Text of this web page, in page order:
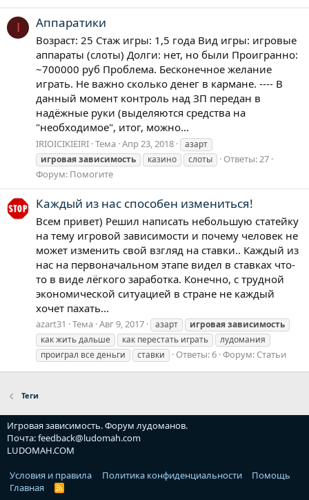
I Аппаратики
Возраст: 25 Стаж игры: 1,5 года Вид игры: игровые
аппараты (слоты) Долги: нет, но были Проигранно:
~700000 руб Проблема. Бесконечное желание
играть. Не важно сколько денег в кармане. ---- В
данный момент контроль над ЗП передан в
надёжные руки (выделяются средства на
"необходимое", итог, можно...
IRIOICIKIEIRI Тема Апр 23, 2018
азарт
игроваязависимость казино слоты
Ответы: 27
Форум: Помогите
Каждый из нас способен измениться!
Всем привет) Решил написать небольшую статейку
на тему игровой зависимости и почему человек не
может изменить свой взгляд на ставки.. Каждый из
нас на первоначальном этапе видел в ставках что-
то в виде лёгкого заработка. Конечно, с трудной
экономической ситуацией в стране не каждый
хочет пахать...
azart31 Тема Авг 9, 2017 азарт игроваязависимость
как жить дальше
как перестать играть
лудомания
проиграл все деньги
ставки Ответы: 6 Форум: Статьи
Теги
Игровая зависимость. Форум лудоманов.
Почта: feedback@ludomah.com
LUDOMAH.COM
Условия и правила
Политика конфиденциальности
Помощь
Главная
R